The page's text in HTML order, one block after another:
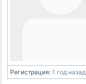
Регистрация: 1 год назад